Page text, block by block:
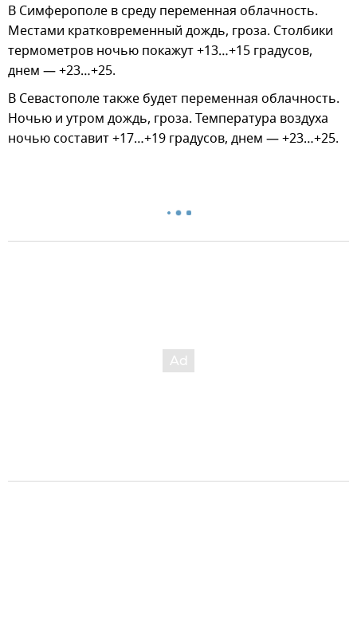
В Симферополе в среду переменная облачность.
Местами кратковременный дождь, гроза. Столбики
термометров ночью покажут +13…+15 градусов,
днем — +23…+25.
В Севастополе также будет переменная облачность.
Ночью и утром дождь, гроза. Температура воздуха
ночью составит +17…+19 градусов, днем — +23…+25.